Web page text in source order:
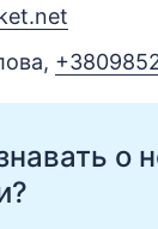
,
о